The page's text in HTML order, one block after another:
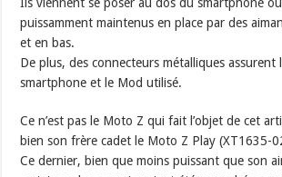
puissamment maintenus en place par des
et en bas.
De plus, des connecteurs métalliques assurent
smartphone et le Mod utilisé.
Ce n’est pas le Moto Z qui fait l’objet de cet
bien son frère cadet le Moto Z Play (XT1635-
Ce dernier, bien que moins puissant que son